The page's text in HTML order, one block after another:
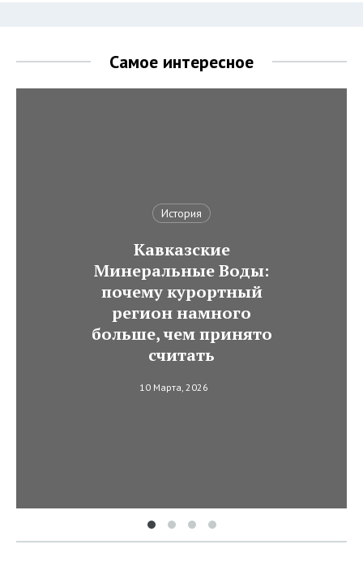
Самое интересное
История
Кавказские
Минеральные Воды:
почему курортный
регион намного
больше, чем принято
считать
10 Марта, 2026